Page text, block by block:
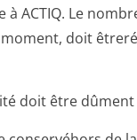
ACTIQ. Le
moment, doit
doit être